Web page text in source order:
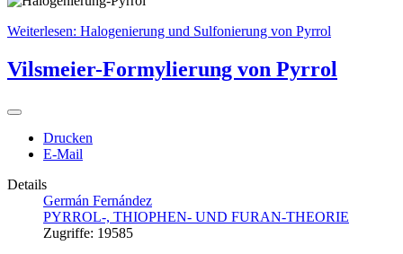
Weiterlesen: Halogenierung und Sulfonierung von Pyrrol
Vilsmeier-Formylierung von Pyrrol
Drucken
E-Mail
Details
Germán Fernández
PYRROL-, THIOPHEN- UND FURAN-THEORIE
Zugriffe: 19585